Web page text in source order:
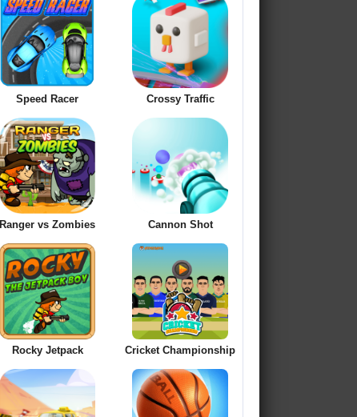
Speed Racer Crossy Traffic
Ranger vs Zombies Cannon Shot
Rocky Jetpack Cricket Championship